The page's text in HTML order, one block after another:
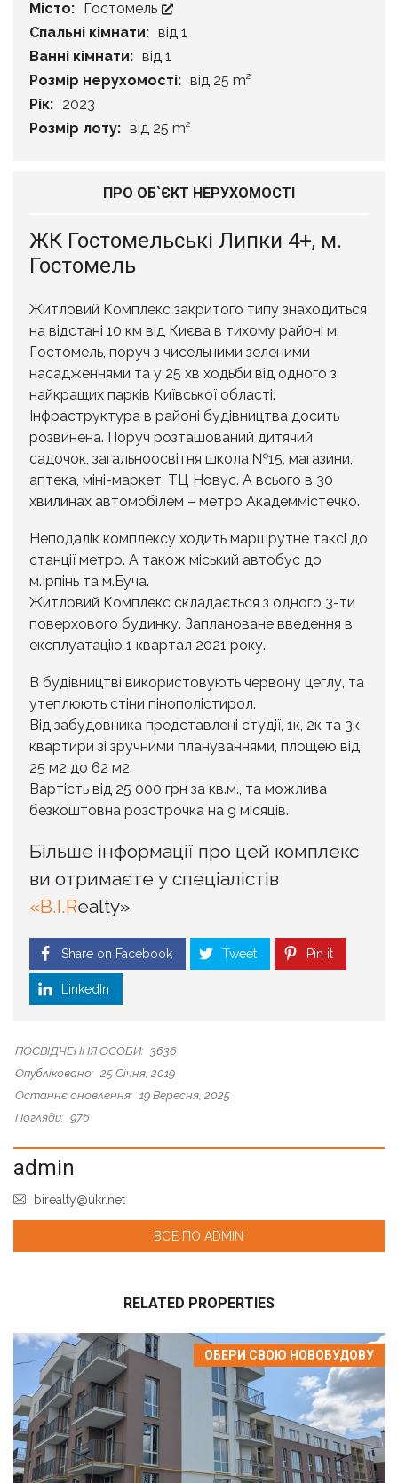
Місто:
Гостомель
Спальні кімнати: від 1
Ванні кімнати: від 1
Розмір нерухомості: від 25 m²
Рік: 2023
Розмір лоту: від 25 m²
ПРО ОБ`ЄКТ НЕРУХОМОСТІ
ЖК Гостомельські Липки 4+, м.
Гостомель
Житловий Комплекс закритого типу знаходиться
на відстані 10 км від Києва в тихому районі м.
Гостомель, поруч з чисельними зеленими
насадженнями та у 25 хв ходьби від одного з
найкращих парків Київської області.
Інфраструктура в районі будівництва досить
розвинена. Поруч розташований дитячий
садочок, загальноосвітня школа №15, магазини,
аптека, міні-маркет, ТЦ Новус. А всього в 30
хвилинах автомобілем – метро Академмістечко.
Неподалік комплексу ходить маршрутне таксі до
станції метро. А також міський автобус до
м.Ірпінь та м.Буча.
Житловий Комплекс складається з одного 3-ти
поверхового будинку. Заплановане введення в
експлуатацію 1 квартал 2021 року.
В будівництві використовують червону цеглу, та
утеплюють стіни пінополістирол.
Від забудовника представлені студії, 1к, 2к та 3к
квартири зі зручними плануваннями, площею від
25 м2 до 62 м2.
Вартість від 25 000 грн за кв.м., та можлива
безкоштовна розстрочка на 9 місяців.
Більше інформації про цей комплекс
ви отримаєте у спеціалістів
«B.I.Realty»
Share on Facebook Tweet Pin it
LinkedIn
ПОСВІДЧЕННЯ ОСОБИ: 3636
Опубліковано: 25 Січня, 2019
Останнє оновлення: 19 Вересня, 2025
Погляди: 976
admin
birealty@ukr.net
ВСЕ ПО ADMIN
RELATED PROPERTIES
ОБЕРИ СВОЮ НОВОБУДОВУ